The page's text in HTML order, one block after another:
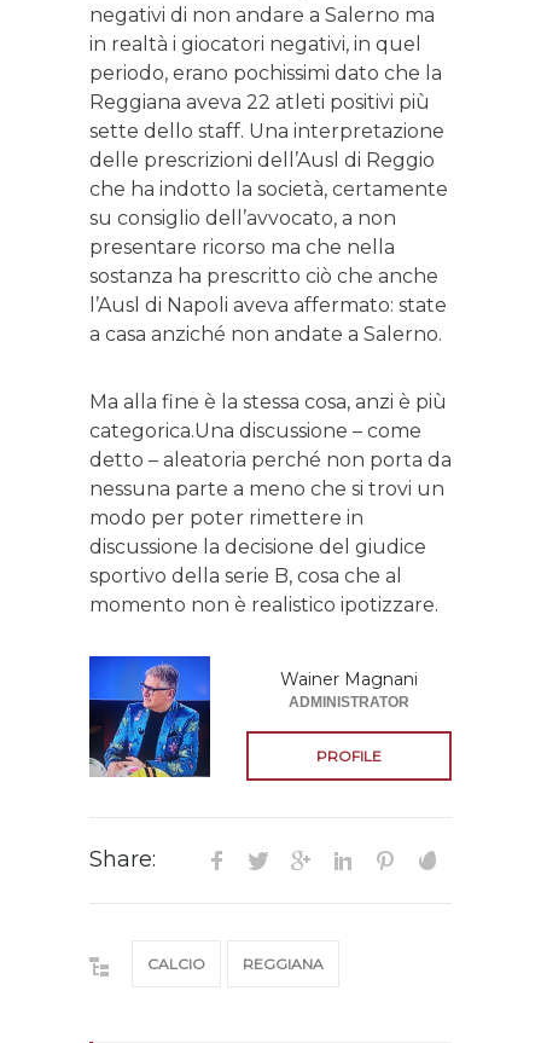
negativi di non andare a Salerno ma
in realtà i giocatori negativi, in quel
periodo, erano pochissimi dato che la
Reggiana aveva 22 atleti positivi più
sette dello staff. Una interpretazione
delle prescrizioni dell’Ausl di Reggio
che ha indotto la società, certamente
su consiglio dell’avvocato, a non
presentare ricorso ma che nella
sostanza ha prescritto ciò che anche
l’Ausl di Napoli aveva affermato: state
a casa anziché non andate a Salerno.
Ma alla fine è la stessa cosa, anzi è più
categorica.Una discussione – come
detto – aleatoria perché non porta da
nessuna parte a meno che si trovi un
modo per poter rimettere in
discussione la decisione del giudice
sportivo della serie B, cosa che al
momento non è realistico ipotizzare.
Wainer Magnani
ADMINISTRATOR
PROFILE
Share:
CALCIO REGGIANA